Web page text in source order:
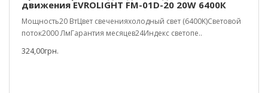
движения EVROLIGHT FM-01D-20 20W 6400К
Мощность20 ВтЦвет свеченияхолодный свет (6400K)Световой
поток2000 ЛмГарантия месяцев24Индекс светопе..
324,00грн.